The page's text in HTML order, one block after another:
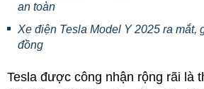
an toàn
Xe điện Tesla Model Y 2025 ra mắt,
đồng
Tesla được công nhận rộng rãi là